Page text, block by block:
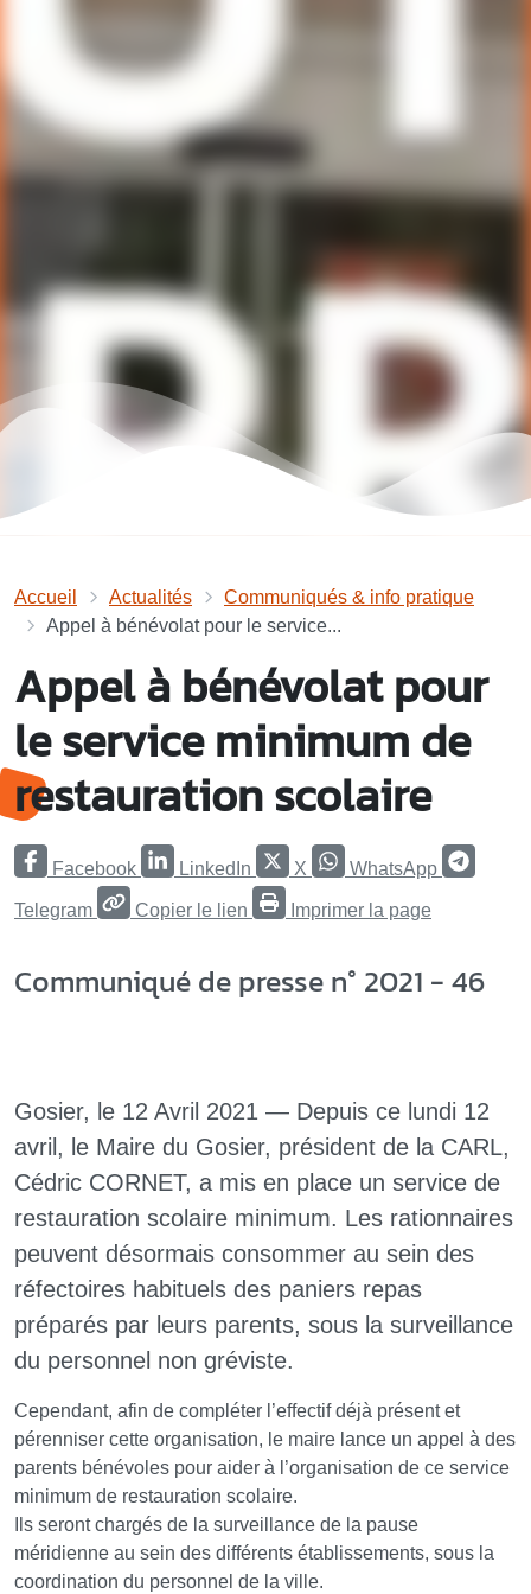
Accueil Actualités
Communiqués & info pratique
Appel à bénévolat pour le service...
Appel à bénévolat pour
le service minimum de
restauration scolaire
Facebook LinkedIn X WhatsApp
Telegram Copier le lien Imprimer la page
Communiqué de presse n° 2021 - 46
Gosier, le 12 Avril 2021 — Depuis ce lundi 12
avril, le Maire du Gosier, président de la CARL,
Cédric CORNET, a mis en place un service de
restauration scolaire minimum. Les rationnaires
peuvent désormais consommer au sein des
réfectoires habituels des paniers repas
préparés par leurs parents, sous la surveillance
du personnel non gréviste.
Cependant, afin de compléter l’effectif déjà présent et
pérenniser cette organisation, le maire lance un appel à des
parents bénévoles pour aider à l’organisation de ce service
minimum de restauration scolaire.
Ils seront chargés de la surveillance de la pause
méridienne au sein des différents établissements, sous la
coordination du personnel de la ville.